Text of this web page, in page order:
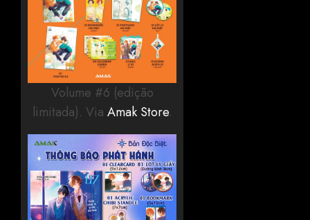
Volume #6 (edição
limitada). Via Amak Store.